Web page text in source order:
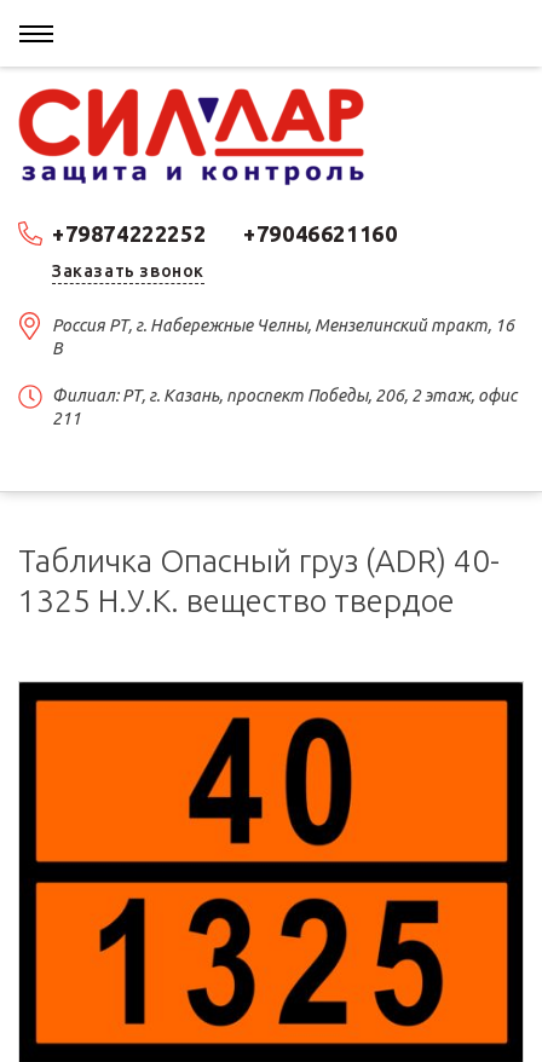
+79874222252 +79046621160
Заказать звонок
Россия РТ, г. Набережные Челны, Мензелинский тракт, 16
В
Филиал: РТ, г. Казань, проспект Победы, 206, 2 этаж, офис
211
Табличка Опасный груз (ADR) 40-
1325 Н.У.К. вещество твердое